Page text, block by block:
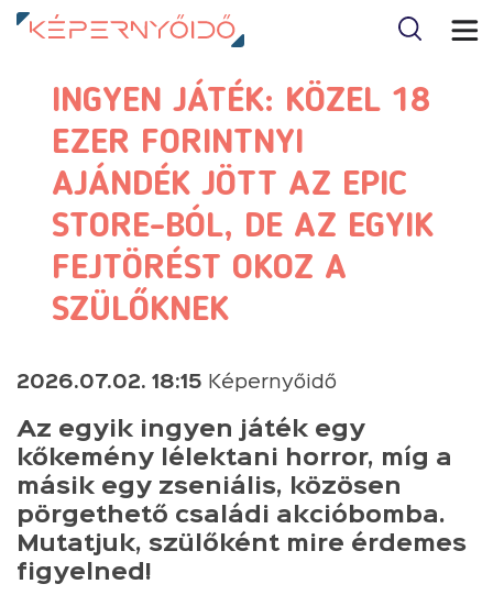
INGYEN JÁTÉK: KÖZEL 18
EZER FORINTNYI
AJÁNDÉK JÖTT AZ EPIC
STORE-BÓL, DE AZ EGYIK
FEJTÖRÉST OKOZ A
SZÜLŐKNEK
2026.07.02. 18:15 Képernyőidő
Az egyik ingyen játék egy
kőkemény lélektani horror, míg a
másik egy zseniális, közösen
pörgethető családi akcióbomba.
Mutatjuk, szülőként mire érdemes
figyelned!